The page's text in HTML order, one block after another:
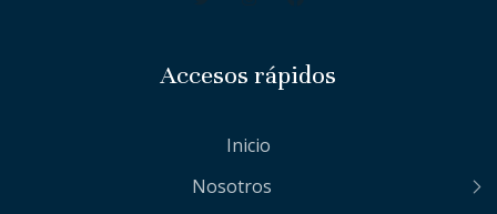
Accesos rápidos
Inicio
Nosotros